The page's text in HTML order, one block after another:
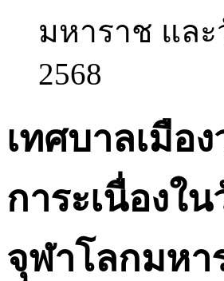
มหาราช แล
2568
เทศบาลเมือ
การะเนื่องใ
จุฬาโลกมหา